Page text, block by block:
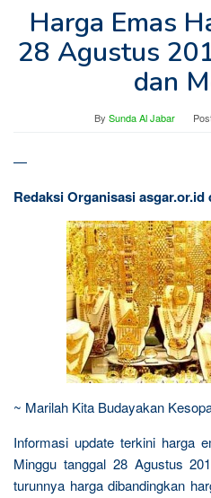
Harga Emas
28 Agustus
dan
By Sunda Al Jabar
—
Redaksi Organisasi asgar.or.id
~ Marilah Kita Budayakan
Informasi update terkini harga
Minggu tanggal 28 Agustus
turunnya harga dibandingkan